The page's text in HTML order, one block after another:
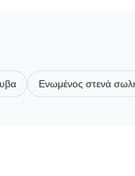
Ενωμένος στενά